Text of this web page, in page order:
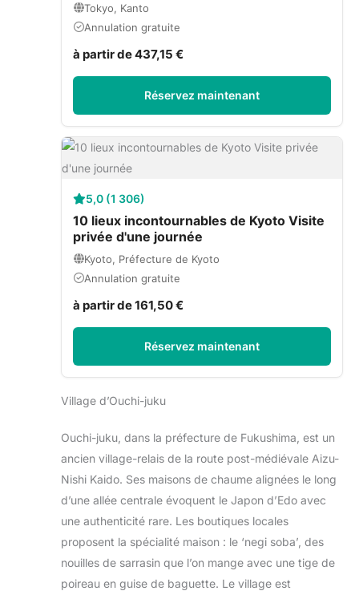
Tokyo, Kanto
Annulation gratuite
à partir de 437,15 €
Réservez maintenant
5,0 (1 306)
10 lieux incontournables de Kyoto Visite
privée d'une journée
Kyoto, Préfecture de Kyoto
Annulation gratuite
à partir de 161,50 €
Réservez maintenant
Village d’Ouchi-juku
Ouchi-juku, dans la préfecture de Fukushima, est un
ancien village-relais de la route post-médiévale Aizu-
Nishi Kaido. Ses maisons de chaume alignées le long
d’une allée centrale évoquent le Japon d’Edo avec
une authenticité rare. Les boutiques locales
proposent la spécialité maison : le ‘negi soba’, des
nouilles de sarrasin que l’on mange avec une tige de
poireau en guise de baguette. Le village est